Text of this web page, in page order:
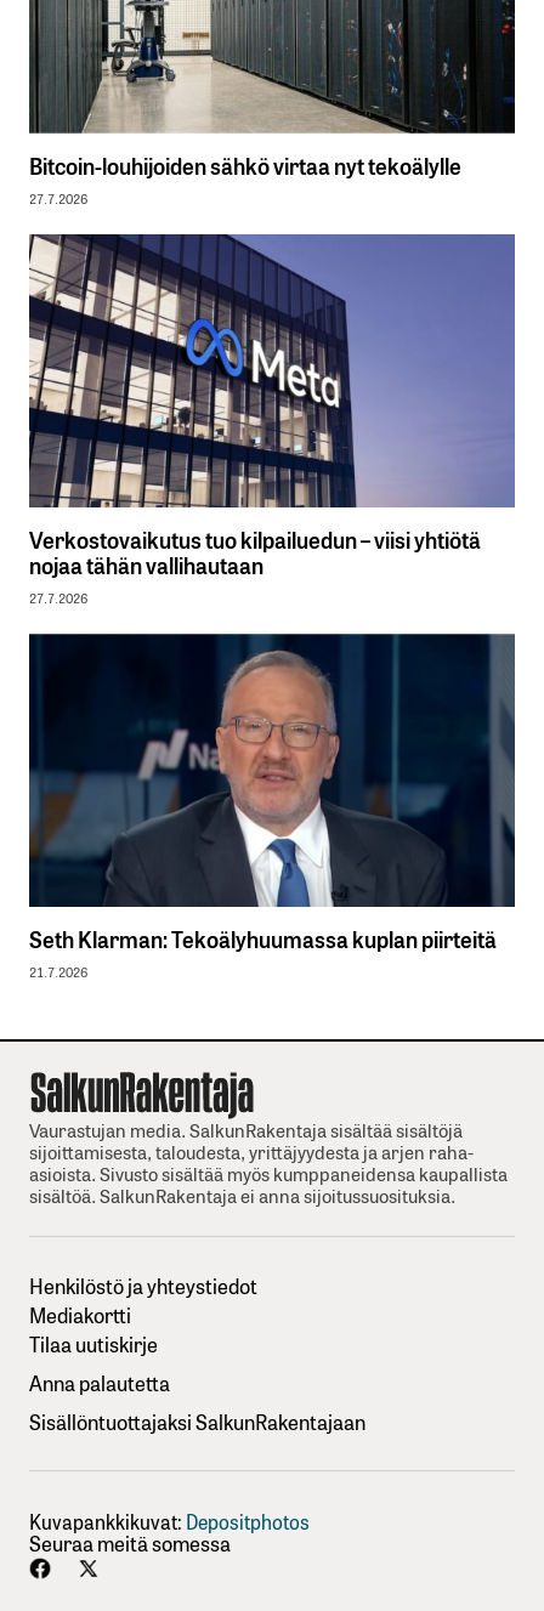
Bitcoin-louhijoiden sähkö virtaa nyt tekoälylle
27.7.2026
Verkostovaikutus tuo kilpailuedun – viisi yhtiötä
nojaa tähän vallihautaan
27.7.2026
Seth Klarman: Tekoälyhuumassa kuplan piirteitä
21.7.2026
Vaurastujan media. SalkunRakentaja sisältää sisältöjä
sijoittamisesta, taloudesta, yrittäjyydesta ja arjen raha-
asioista. Sivusto sisältää myös kumppaneidensa kaupallista
sisältöä. SalkunRakentaja ei anna sijoitussuosituksia.
Henkilöstö ja yhteystiedot
Mediakortti
Tilaa uutiskirje
Anna palautetta
Sisällöntuottajaksi SalkunRakentajaan
Kuvapankkikuvat: Depositphotos
Seuraa meitä somessa